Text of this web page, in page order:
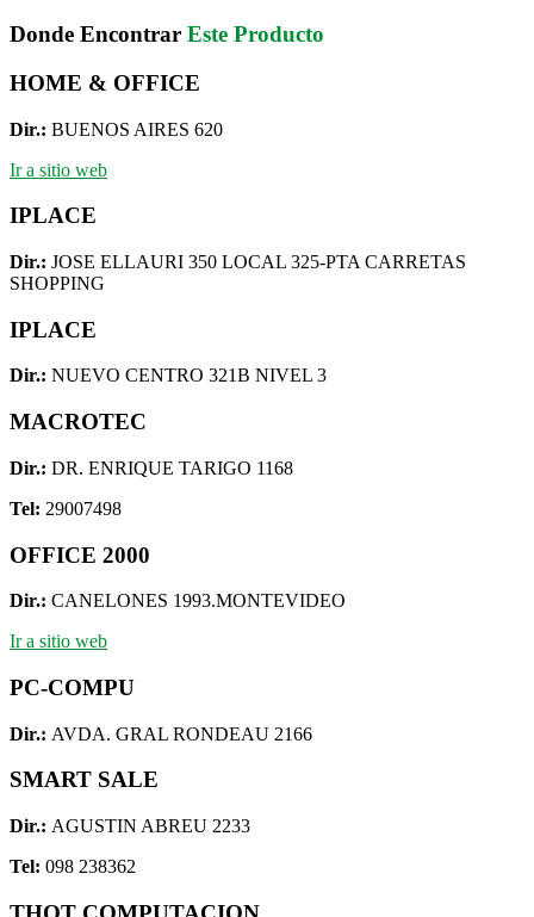
Donde Encontrar Este Producto
HOME & OFFICE
Dir.: BUENOS AIRES 620
Ir a sitio web
IPLACE
Dir.: JOSE ELLAURI 350 LOCAL 325-PTA CARRETAS
SHOPPING
IPLACE
Dir.: NUEVO CENTRO 321B NIVEL 3
MACROTEC
Dir.: DR. ENRIQUE TARIGO 1168
Tel: 29007498
OFFICE 2000
Dir.: CANELONES 1993.MONTEVIDEO
Ir a sitio web
PC-COMPU
Dir.: AVDA. GRAL RONDEAU 2166
SMART SALE
Dir.: AGUSTIN ABREU 2233
Tel: 098 238362